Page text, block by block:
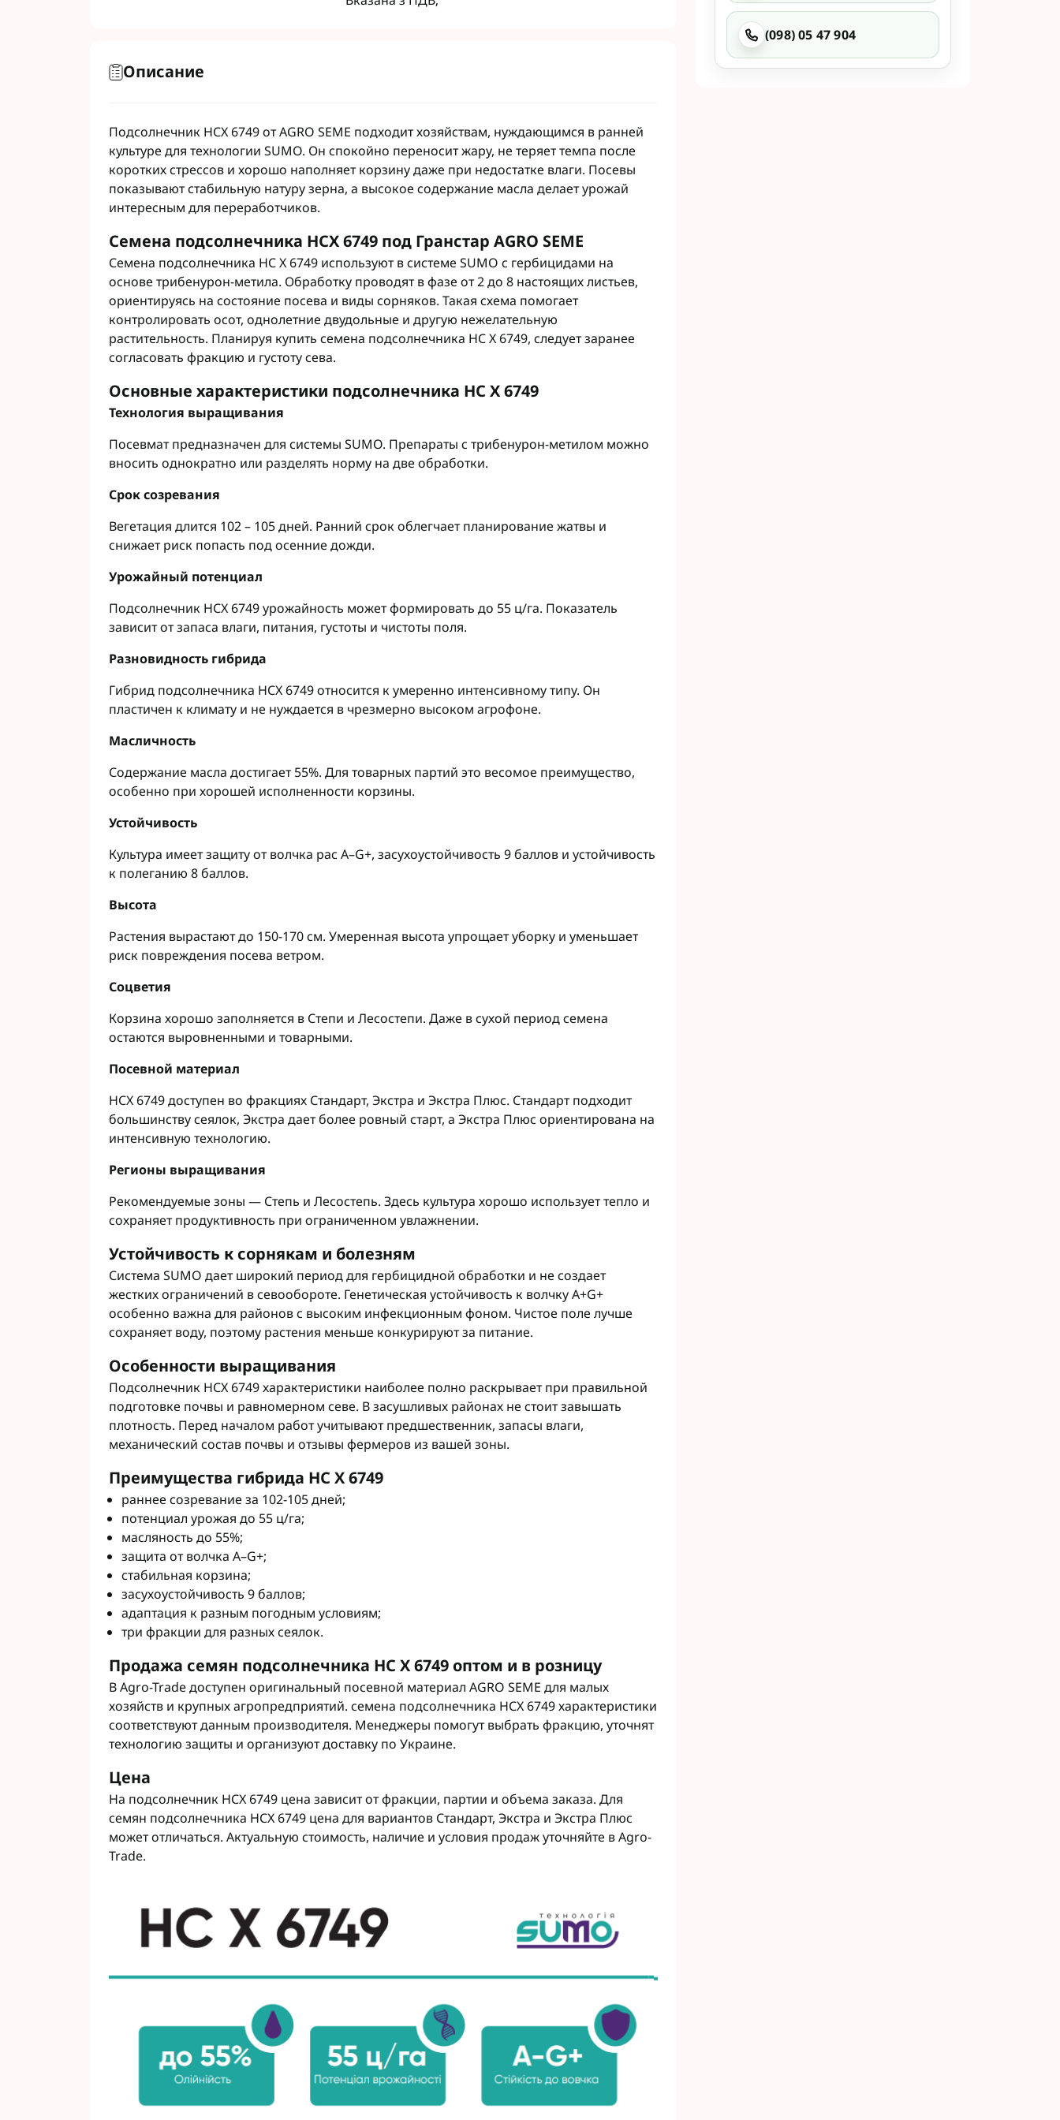
Гербициды Бест
Фунгициды Для сои
Фунгициды для Зерновых
Фунгициды Для Подсолнечника
Фунгициды Для Винограда
Фунгициды для Рапса
Фунгициды Для Овощей
Фунгициды Для Чеснока
Фунгициды Для садов
Фунгициды Для свеклы
Контактные фунгициды
Системные фунгициды
Фунгициды АХТ
Фунгициды Corteva
Фунгициды Укравит
Фунгициды Химагромаркетинг
Фунгициды FMC
Фунгициды NERTUS
Инокулянты для сои
Комплексные микроудобрения
Микроудобрения для зерновых
Микроудобрения для кукурузы
Микроудобрения для пшеницы
Микроудобрения для Рапса
Микроудобрения для сои
Удобрения для Свеклы
Микроудобрения Life Force
Ukraine
Микроудобрения NERTUS
Микроудобрения Альфа Смарт
Агро
(098) 05 47 904
Описание
Подсолнечник НСХ 6749 от AGRO SEME подходит хозяйствам, нуждающимся в ранней
культуре для технологии SUMO. Он спокойно переносит жару, не теряет темпа после
коротких стрессов и хорошо наполняет корзину даже при недостатке влаги. Посевы
показывают стабильную натуру зерна, а высокое содержание масла делает урожай
интересным для переработчиков.
Семена подсолнечника НСХ 6749 под Гранстар AGRO SEME
Семена подсолнечника НС Х 6749 используют в системе SUMO с гербицидами на
основе трибенурон-метила. Обработку проводят в фазе от 2 до 8 настоящих листьев,
ориентируясь на состояние посева и виды сорняков. Такая схема помогает
контролировать осот, однолетние двудольные и другую нежелательную
растительность. Планируя купить семена подсолнечника НС Х 6749, следует заранее
согласовать фракцию и густоту сева.
Основные характеристики подсолнечника НС Х 6749
Технология выращивания
Посевмат предназначен для системы SUMO. Препараты с трибенурон-метилом можно
вносить однократно или разделять норму на две обработки.
Срок созревания
Вегетация длится 102 – 105 дней. Ранний срок облегчает планирование жатвы и
снижает риск попасть под осенние дожди.
Урожайный потенциал
Подсолнечник НСХ 6749 урожайность может формировать до 55 ц/га. Показатель
зависит от запаса влаги, питания, густоты и чистоты поля.
Разновидность гибрида
Гибрид подсолнечника НСХ 6749 относится к умеренно интенсивному типу. Он
пластичен к климату и не нуждается в чрезмерно высоком агрофоне.
Масличность
Содержание масла достигает 55%. Для товарных партий это весомое преимущество,
особенно при хорошей исполненности корзины.
Устойчивость
Культура имеет защиту от волчка рас A–G+, засухоустойчивость 9 баллов и устойчивость
к полеганию 8 баллов.
Высота
Растения вырастают до 150-170 см. Умеренная высота упрощает уборку и уменьшает
риск повреждения посева ветром.
Соцветия
Корзина хорошо заполняется в Степи и Лесостепи. Даже в сухой период семена
остаются выровненными и товарными.
Посевной материал
НСХ 6749 доступен во фракциях Стандарт, Экстра и Экстра Плюс. Стандарт подходит
большинству сеялок, Экстра дает более ровный старт, а Экстра Плюс ориентирована на
интенсивную технологию.
Регионы выращивания
Рекомендуемые зоны — Степь и Лесостепь. Здесь культура хорошо использует тепло и
сохраняет продуктивность при ограниченном увлажнении.
Устойчивость к сорнякам и болезням
Система SUMO дает широкий период для гербицидной обработки и не создает
жестких ограничений в севообороте. Генетическая устойчивость к волчку A+G+
особенно важна для районов с высоким инфекционным фоном. Чистое поле лучше
сохраняет воду, поэтому растения меньше конкурируют за питание.
Особенности выращивания
Подсолнечник НСХ 6749 характеристики наиболее полно раскрывает при правильной
подготовке почвы и равномерном севе. В засушливых районах не стоит завышать
плотность. Перед началом работ учитывают предшественник, запасы влаги,
механический состав почвы и отзывы фермеров из вашей зоны.
Преимущества гибрида НС Х 6749
раннее созревание за 102-105 дней;
потенциал урожая до 55 ц/га;
масляность до 55%;
защита от волчка A–G+;
стабильная корзина;
засухоустойчивость 9 баллов;
адаптация к разным погодным условиям;
три фракции для разных сеялок.
Продажа семян подсолнечника НС Х 6749 оптом и в розницу
В Agro-Trade доступен оригинальный посевной материал AGRO SEME для малых
хозяйств и крупных агропредприятий. семена подсолнечника НСХ 6749 характеристики
соответствуют данным производителя. Менеджеры помогут выбрать фракцию, уточнят
технологию защиты и организуют доставку по Украине.
Цена
На подсолнечник НСХ 6749 цена зависит от фракции, партии и объема заказа. Для
семян подсолнечника НСХ 6749 цена для вариантов Стандарт, Экстра и Экстра Плюс
может отличаться. Актуальную стоимость, наличие и условия продаж уточняйте в Agro-
Trade.